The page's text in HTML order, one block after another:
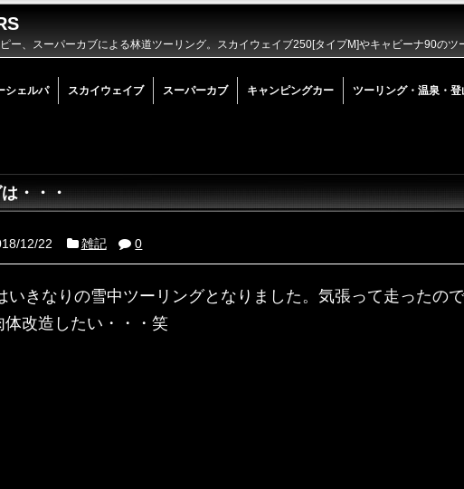
ー、スーパーカブによる林道ツーリング。スカイウェイブ250[タイプM]やキャビーナ90のツ
シェルパ スカイウェイブ スーパーカブ キャンピングカー ツーリング・温泉・登
・・・
12/22 雑記 0
いきなりの雪中ツーリングとなりました。気張って走ったの
改造したい・・・笑